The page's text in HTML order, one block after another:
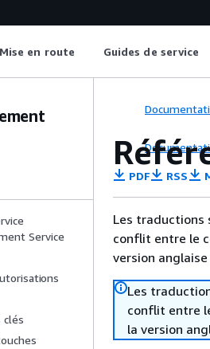
Mise en route Guides de service
Service
PDF RSS
Les traductions
conflit entre le
version
Les
conflit entre
la version